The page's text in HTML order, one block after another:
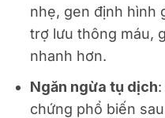
nhẹ, gen định hình
trợ lưu thông máu,
nhanh hơn.
Ngăn ngừa tụ dịch
chứng phổ biến